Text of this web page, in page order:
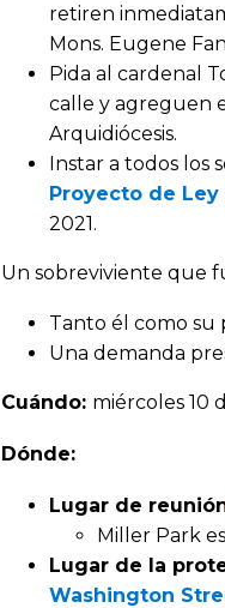
retiren
Mons. Eugene
Pida al cardenal
calle y agreguen
Arquidiócesis.
Instar a todos los
Proyecto de
2021.
Un sobreviviente que
Tanto él como su
Una demanda
Cuándo: miércoles 10
Dónde:
Lugar de
Miller Park
Lugar de la
Washington